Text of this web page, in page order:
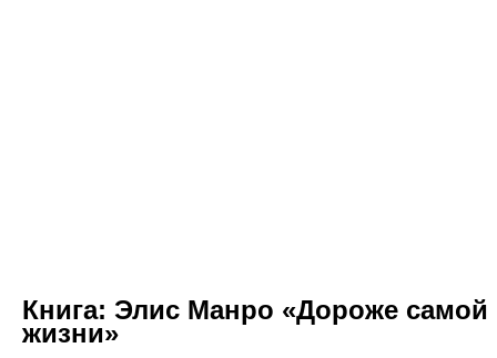
Книга: Элис Манро «Дороже самой
жизни»